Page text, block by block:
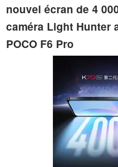
nouvel écran de 4
caméra Light Hunter
POCO F6 Pro